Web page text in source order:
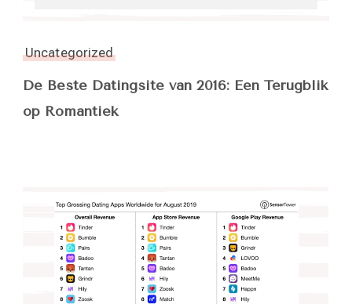
Uncategorized
De Beste Datingsite van 2016: Een Terugblik
op Romantiek